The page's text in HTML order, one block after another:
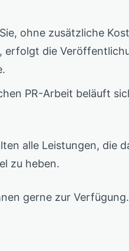
ohne zusätzliche
die
PR-Arbeit beläuft
alle Leistungen, die
zu heben.
gerne zur Verfügung.